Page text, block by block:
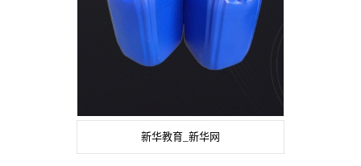
新华教育_新华网